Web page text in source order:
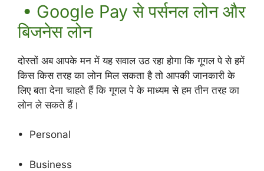
• Google Pay से पर्सनल लोन और
बिजनेस लोन
दोस्तों अब आपके मन में यह सवाल उठ रहा होगा कि गूगल पे से हमें
किस किस तरह का लोन मिल सकता है तो आपकी जानकारी के
लिए बता देना चाहते हैं कि गूगल पे के माध्यम से हम तीन तरह का
लोन ले सकते हैं।
• Personal
• Business